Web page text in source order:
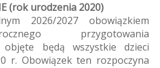
(rok urodzenia 2020)
2026/2027 obowiązkiem
przygotowania
objęte będą wszystkie dzieci
r. Obowiązek ten rozpoczyna